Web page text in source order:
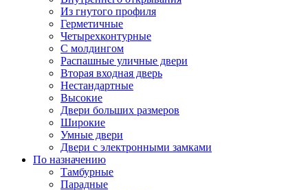
Из гнутого профиля
Герметичные
Четырехконтурные
С молдингом
Распашные уличные двери
Вторая входная дверь
Нестандартные
Высокие
Двери больших размеров
Широкие
Умные двери
Двери с электронными замками
По назначению
Тамбурные
Парадные